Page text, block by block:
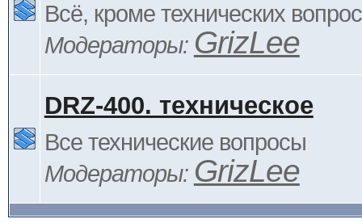
Всё, кроме технических
Модераторы: GrizLee
DRZ-400. техническое
Все технические вопросы
Модераторы: GrizLee